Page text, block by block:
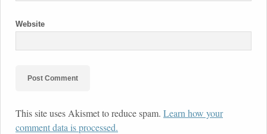
Website
This site uses Akismet to reduce spam. Learn how your
comment data is processed.